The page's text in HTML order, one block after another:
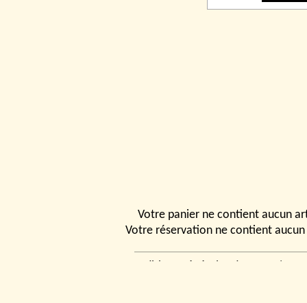
Votre panier ne contient aucun
Votre réservation ne contient